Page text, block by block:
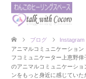
ブログ Instagram
アニマルコミュニケーション
フコミュニケーター 上恵野倖
の アニマルコミュニケーショ
ンを もっと身近に感じてい